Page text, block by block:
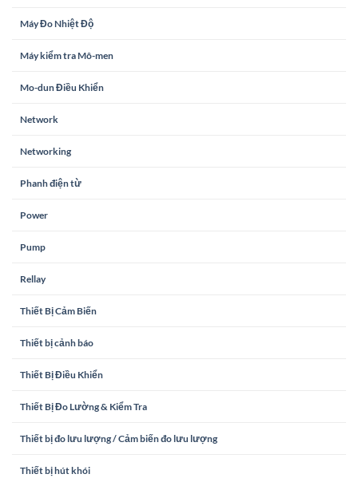
Máy Đo Nhiệt Độ
Máy kiểm tra Mô-men
Mo-dun Điều Khiển
Network
Networking
Phanh điện từ
Power
Pump
Rellay
Thiết Bị Cảm Biến
Thiết bị cảnh báo
Thiết Bị Điều Khiển
Thiết Bị Đo Lường & Kiểm Tra
Thiết bị đo lưu lượng / Cảm biến đo lưu lượng
Thiết bị hút khói